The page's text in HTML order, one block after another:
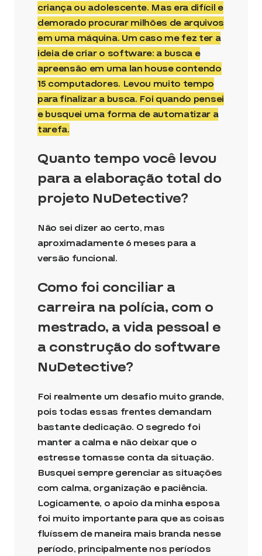
criança ou adolescente. Mas era difícil e
demorado procurar milhões de arquivos
em uma máquina. Um caso me fez ter a
ideia de criar o software: a busca e
apreensão em uma lan house contendo
15 computadores. Levou muito tempo
para finalizar a busca. Foi quando pensei
e busquei uma forma de automatizar a
tarefa.
Quanto tempo você levou
para a elaboração total do
projeto NuDetective?
Não sei dizer ao certo, mas
aproximadamente 6 meses para a
versão funcional.
Como foi conciliar a
carreira na polícia, com o
mestrado, a vida pessoal e
a construção do software
NuDetective?
Foi realmente um desafio muito grande,
pois todas essas frentes demandam
bastante dedicação. O segredo foi
manter a calma e não deixar que o
estresse tomasse conta da situação.
Busquei sempre gerenciar as situações
com calma, organização e paciência.
Logicamente, o apoio da minha esposa
foi muito importante para que as coisas
fluíssem de maneira mais branda nesse
período, principalmente nos períodos